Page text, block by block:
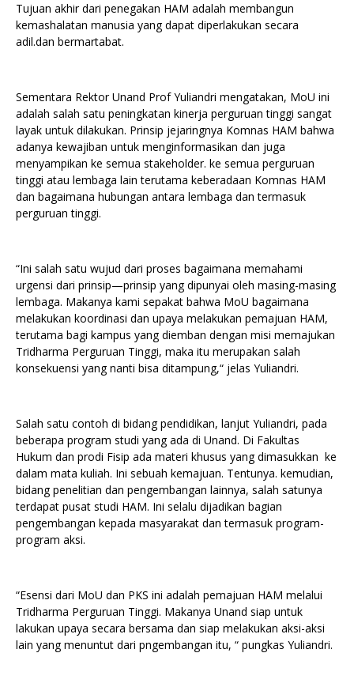
Tujuan akhir dari penegakan HAM adalah membangun
kemashalatan manusia yang dapat diperlakukan secara
adil.dan bermartabat.
Sementara Rektor Unand Prof Yuliandri mengatakan, MoU ini
adalah salah satu peningkatan kinerja perguruan tinggi sangat
layak untuk dilakukan. Prinsip jejaringnya Komnas HAM bahwa
adanya kewajiban untuk menginformasikan dan juga
menyampikan ke semua stakeholder. ke semua perguruan
tinggi atau lembaga lain terutama keberadaan Komnas HAM
dan bagaimana hubungan antara lembaga dan termasuk
perguruan tinggi.
“Ini salah satu wujud dari proses bagaimana memahami
urgensi dari prinsip—prinsip yang dipunyai oleh masing-masing
lembaga. Makanya kami sepakat bahwa MoU bagaimana
melakukan koordinasi dan upaya melakukan pemajuan HAM,
terutama bagi kampus yang diemban dengan misi memajukan
Tridharma Perguruan Tinggi, maka itu merupakan salah
konsekuensi yang nanti bisa ditampung,“ jelas Yuliandri.
Salah satu contoh di bidang pendidikan, lanjut Yuliandri, pada
beberapa program studi yang ada di Unand. Di Fakultas
Hukum dan prodi Fisip ada materi khusus yang dimasukkan ke
dalam mata kuliah. Ini sebuah kemajuan. Tentunya. kemudian,
bidang penelitian dan pengembangan lainnya, salah satunya
terdapat pusat studi HAM. Ini selalu dijadikan bagian
pengembangan kepada masyarakat dan termasuk program-
program aksi.
“Esensi dari MoU dan PKS ini adalah pemajuan HAM melalui
Tridharma Perguruan Tinggi. Makanya Unand siap untuk
lakukan upaya secara bersama dan siap melakukan aksi-aksi
lain yang menuntut dari pngembangan itu, “ pungkas Yuliandri.